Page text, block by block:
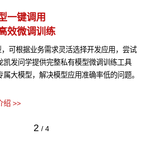
一键调用
效微调训练
可根据业务需求灵活选择开发应用，尝试
凯发问学提供完整私有模型微调训练工具
大模型，解决模型应用准确率低的问题。
绍 >>
2 / 4